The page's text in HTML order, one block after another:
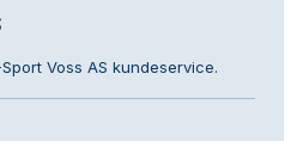
Voss AS kundeservice.